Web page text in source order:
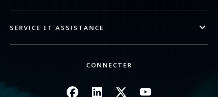
SERVICE ET ASSISTANCE
CONNECTER
Image Image Image Image